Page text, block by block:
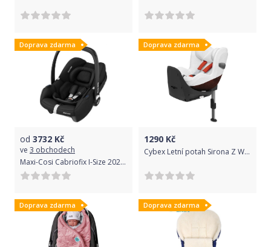
Doprava zdarma
od 3732 Kč
ve 3 obchodech
Maxi-Cosi Cabriofix I-Size 2022 Essential Black
Doprava zdarma
1290 Kč
Cybex Letní potah Sirona Z White
Doprava zdarma Doprava zdarma